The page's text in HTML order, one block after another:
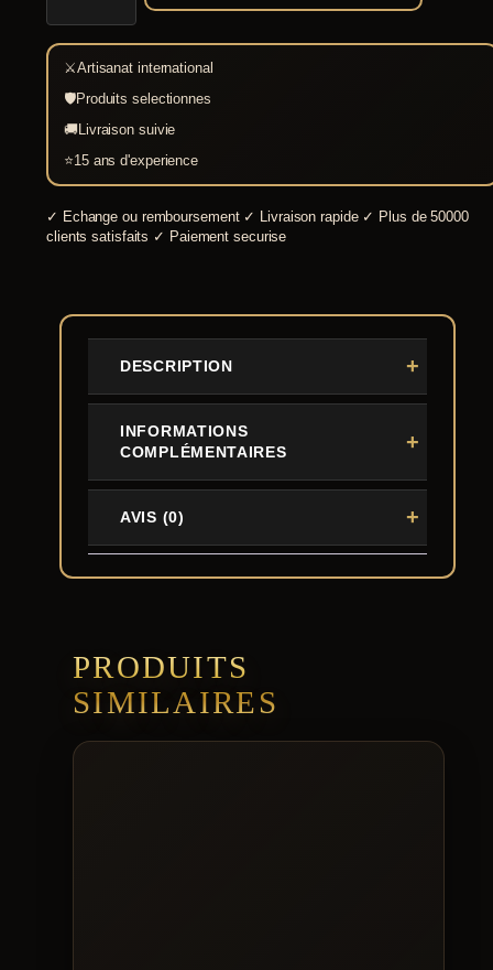
5
naturel-
⚔Artisanat international
🛡Produits selectionnes
🚚Livraison suivie
⭐15 ans d'experience
✓ Echange ou remboursement ✓ Livraison rapide ✓ Plus de 50000
clients satisfaits ✓ Paiement securise
DESCRIPTION
INFORMATIONS
COMPLÉMENTAIRES
AVIS (0)
PRODUITS
SIMILAIRES